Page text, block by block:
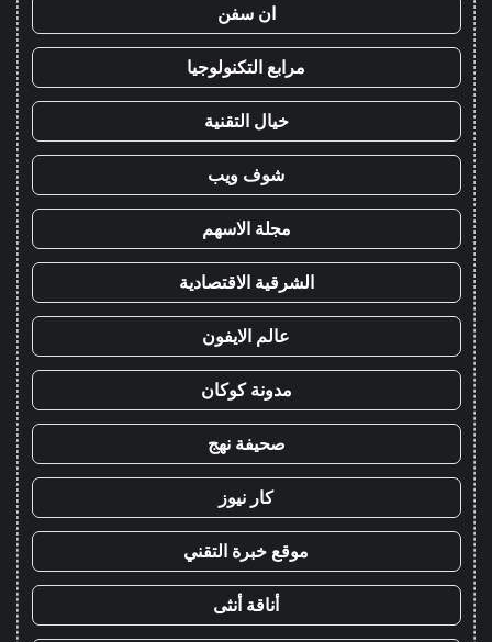
ان سفن
مرابع التكنولوجيا
خيال التقنية
شوف ويب
مجلة الاسهم
الشرقية الاقتصادية
عالم الايفون
مدونة كوكان
صحيفة نهج
كار نيوز
موقع خبرة التقني
أناقة أنثى